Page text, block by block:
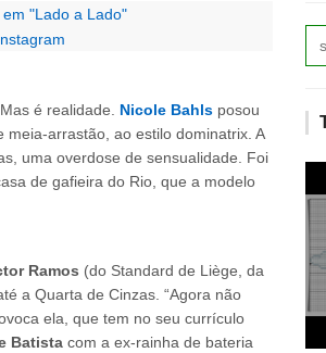
"Lado a Lado"
é realidade. Nicole Bahls posou
arrastão, ao estilo dominatrix. A
uma overdose de sensualidade. Foi
de gafieira do Rio, que a modelo
Ramos (do Standard de Liège, da
a Quarta de Cinzas. “Agora não
ela, que tem no seu currículo
Batista com a ex-rainha de bateria